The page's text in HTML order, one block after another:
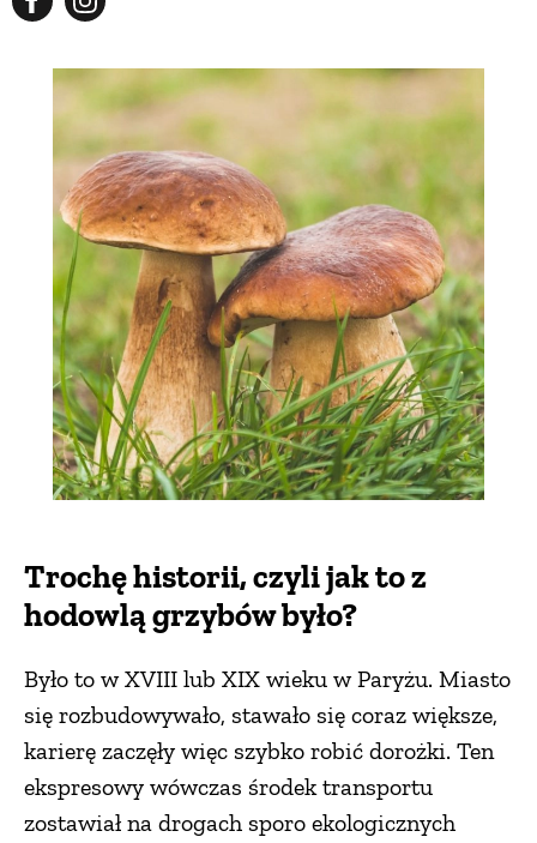
Trochę historii, czyli jak to z
hodowlą grzybów było?
Było to w XVIII lub XIX wieku w Paryżu. Miasto
się rozbudowywało, stawało się coraz większe,
karierę zaczęły więc szybko robić dorożki. Ten
ekspresowy wówczas środek transportu
zostawiał na drogach sporo ekologicznych